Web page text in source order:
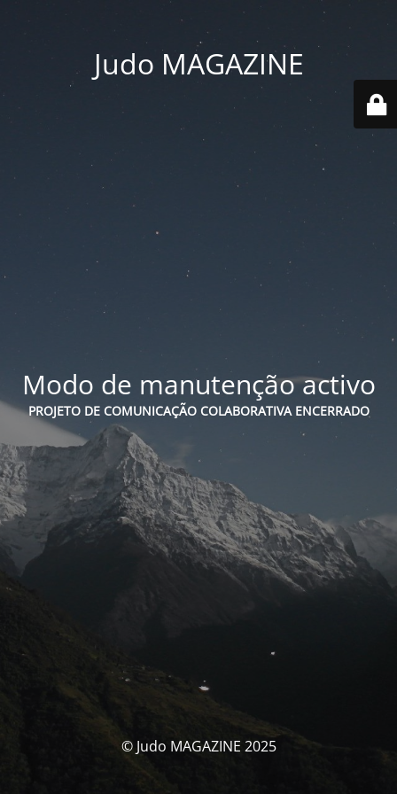
Judo MAGAZINE
Modo de manutenção activo
PROJETO DE COMUNICAÇÃO COLABORATIVA ENCERRADO
© Judo MAGAZINE 2025